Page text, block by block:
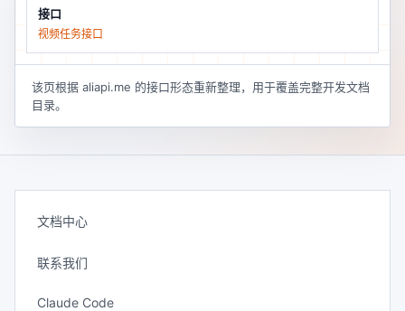
接口
视频任务接口
该页根据 aliapi.me 的接口形态重新整理，用于覆盖完整开发文档
目录。
文档中心
联系我们
Claude Code